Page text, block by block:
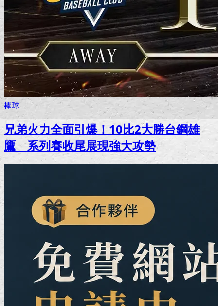
棒球
兄弟火力全面引爆！10比2大勝台鋼雄
鷹 系列賽收尾展現強大攻勢